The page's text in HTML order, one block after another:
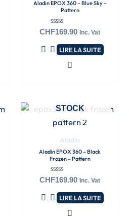
Aladin EPOX 360 – Blue Sky –
Pattern
Note
sur
5
CHF169.90 Inc. Vat
LIRE LA SUITE
STOCK
Aladin
Aladin EPOX 360 – Black
Frozen – Pattern
Note
sur
5
CHF169.90 Inc. Vat
LIRE LA SUITE